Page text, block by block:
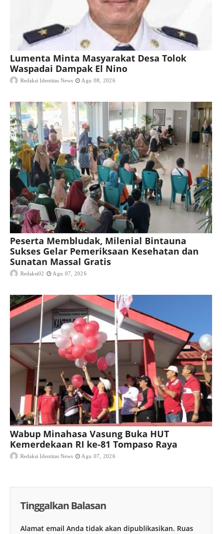
Lumenta Minta Masyarakat Desa Tolok
Waspadai Dampak El Nino
Redaksi Identitas News Agu 08, 2026
Peserta Membludak, Milenial Bintauna
Sukses Gelar Pemeriksaan Kesehatan dan
Sunatan Massal Gratis
Redaksi02 Agu 07, 2026
Wabup Minahasa Vasung Buka HUT
Kemerdekaan RI ke-81 Tompaso Raya
Redaksi Identitas News Agu 07, 2026
Tinggalkan Balasan
Alamat email Anda tidak akan dipublikasikan. Ruas